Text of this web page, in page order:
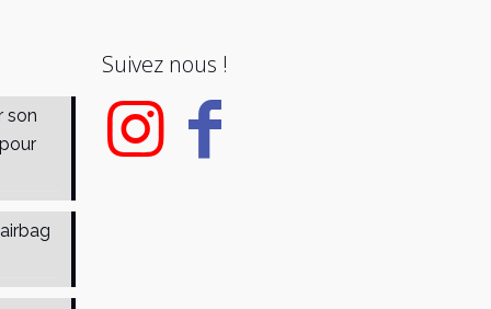
son
Suivez nous !